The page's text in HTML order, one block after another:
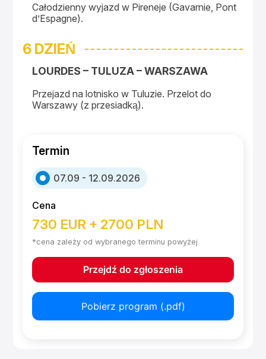
Całodzienny wyjazd w Pireneje (Gavarnie, Pont
d’Espagne).
6 DZIEŃ
LOURDES – TULUZA – WARSZAWA
Przejazd na lotnisko w Tuluzie. Przelot do
Warszawy (z przesiadką).
Termin
07.09 - 12.09.2026
Cena
730 EUR + 2700 PLN
*cena zależy od wybranego terminu powyżej
Przejdź do zgłoszenia
Pobierz program (.pdf)